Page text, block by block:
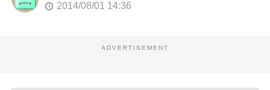
2014/08/01 14:36
ADVERTISEMENT